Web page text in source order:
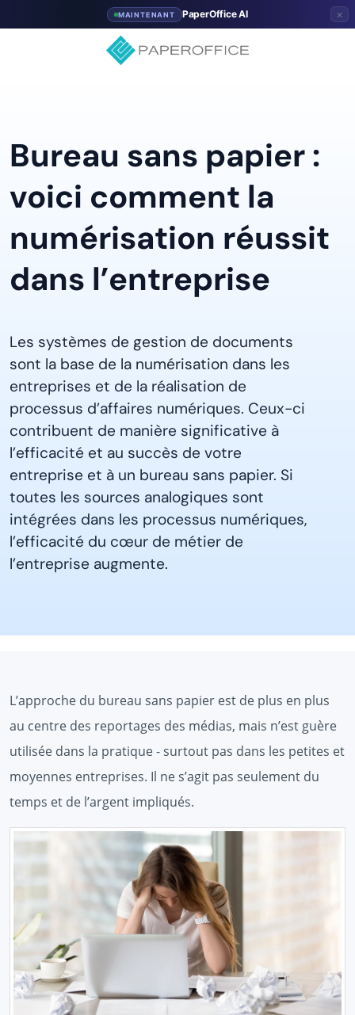
MAINTENANT PaperOffice AI ×
Bureau sans papier :
voici comment la
numérisation réussit
dans l’entreprise
Les systèmes de gestion de documents
sont la base de la numérisation dans les
entreprises et de la réalisation de
processus d’affaires numériques. Ceux-ci
contribuent de manière significative à
l’efficacité et au succès de votre
entreprise et à un bureau sans papier. Si
toutes les sources analogiques sont
intégrées dans les processus numériques,
l’efficacité du cœur de métier de
l’entreprise augmente.
L’approche du bureau sans papier est de plus en plus
au centre des reportages des médias, mais n’est guère
utilisée dans la pratique - surtout pas dans les petites et
moyennes entreprises. Il ne s’agit pas seulement du
temps et de l’argent impliqués.